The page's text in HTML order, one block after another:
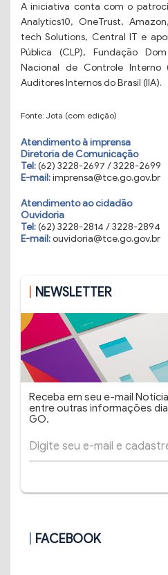
A iniciativa conta com o
Analytics10, OneTrust,
tech Solutions, Central IT e
Pública (CLP), Fundação
Nacional de Controle Interno
Auditores Internos do Brasil (IIA).
Fonte: Jota (com edição)
Atendimento à imprensa
Diretoria de Comunicação
Tel:(62) 3228-2697 / 3228-2699
E-mail:imprensa@tce.go.gov.br
Atendimento ao cidadão
Ouvidoria
Tel:(62) 3228-2814 / 3228-2894
E-mail:ouvidoria@tce.go.gov.br
NEWSLETTER
Receba em seu e-mail
entre outras informações
GO.
FACEBOOK